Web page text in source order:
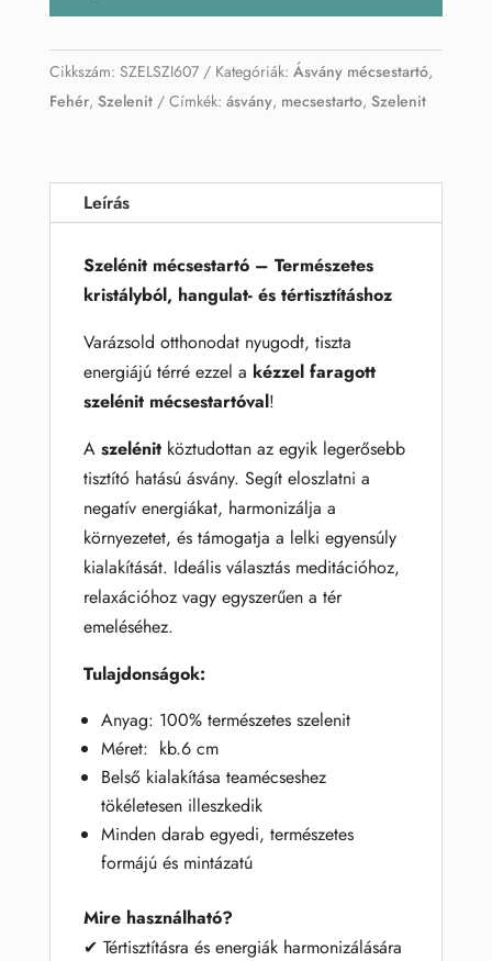
Cikkszám: SZELSZI607 Kategóriák: Ásvány mécsestartó,
Fehér, Szelenit Címkék: ásvány, mecsestarto, Szelenit
Leírás
Szelénit mécsestartó – Természetes
kristályból, hangulat- és tértisztításhoz
Varázsold otthonodat nyugodt, tiszta
energiájú térré ezzel a kézzel faragott
szelénit mécsestartóval!
A szelénitköztudottan az egyik legerősebb
tisztító hatású ásvány. Segít eloszlatni a
negatív energiákat, harmonizálja a
környezetet, és támogatja a lelki egyensúly
kialakítását. Ideális választás meditációhoz,
relaxációhoz vagy egyszerűen a tér
emeléséhez.
Tulajdonságok:
Anyag: 100% természetes szelenit
Méret: kb.6 cm
Belső kialakítása teamécseshez
tökéletesen illeszkedik
Minden darab egyedi, természetes
formájú és mintázatú
Mire használható?
✔ Tértisztításra és energiák harmonizálására